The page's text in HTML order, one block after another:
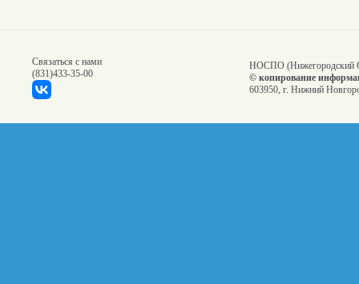
Связаться с нами
(831)433-35-00
НОСПО (Нижегородский
© копирование
603950, г. Нижний